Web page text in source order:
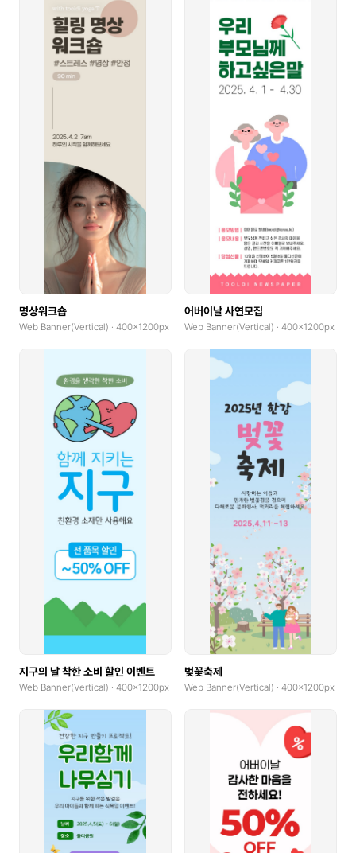
명상워크숍
Web Banner(Vertical) · 400x1200px
어버이날 사연모집
Web Banner(Vertical) · 400x1200px
지구의 날 착한 소비 할인 이벤트
Web Banner(Vertical) · 400x1200px
벚꽃축제
Web Banner(Vertical) · 400x1200px